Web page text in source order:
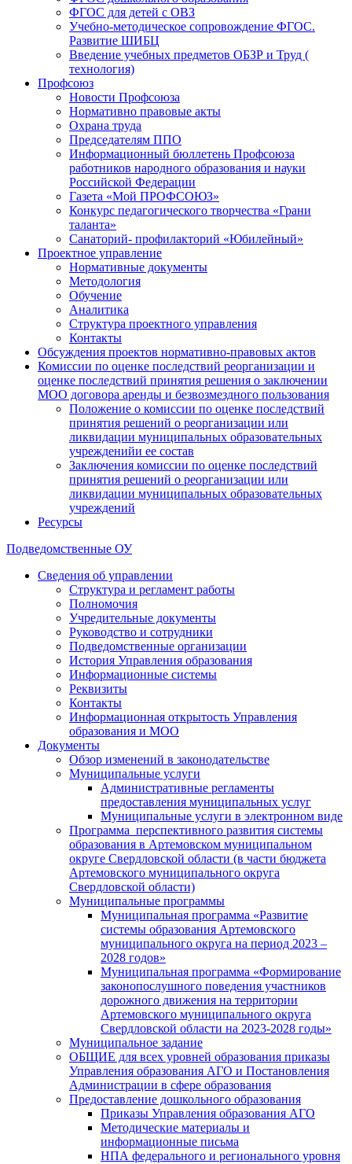
ФГОС для детей с ОВЗ
Учебно-методическое сопровождение ФГОС.
Развитие ШИБЦ
Введение учебных предметов ОБЗР и Труд (
технология)
Профсоюз
Новости Профсоюза
Нормативно правовые акты
Охрана труда
Председателям ППО
Информационный бюллетень Профсоюза
работников народного образования и науки
Российской Федерации
Газета «Мой ПРОФСОЮЗ»
Конкурс педагогического творчества «Грани
таланта»
Санаторий- профилакторий «Юбилейный»
Проектное управление
Нормативные документы
Методология
Обучение
Аналитика
Структура проектного управления
Контакты
Обсуждения проектов нормативно-правовых актов
Комиссии по оценке последствий реорганизации и
оценке последствий принятия решения о заключении
МОО договора аренды и безвозмездного пользования
Положение о комиссии по оценке последствий
принятия решений о реорганизации или
ликвидации муниципальных образовательных
учрежденийи ее состав
Заключения комиссии по оценке последствий
принятия решений о реорганизации или
ликвидации муниципальных образовательных
учреждений
Ресурсы
Подведомственные ОУ
Сведения об управлении
Структура и регламент работы
Полномочия
Учредительные документы
Руководство и сотрудники
Подведомственные организации
История Управления образования
Информационные системы
Реквизиты
Контакты
Информационная открытость Управления
образования и МОО
Документы
Обзор изменений в законодательстве
Муниципальные услуги
Административные регламенты
предоставления муниципальных услуг
Муниципальные услуги в электронном виде
Программа перспективного развития системы
образования в Артемовском муниципальном
округе Свердловской области (в части бюджета
Артемовского муниципального округа
Свердловской области)
Муниципальные программы
Муниципальная программа «Развитие
системы образования Артемовского
муниципального округа на период 2023 –
2028 годов»
Муниципальная программа «Формирование
законопослушного поведения участников
дорожного движения на территории
Артемовского муниципального округа
Свердловской области на 2023-2028 годы»
Муниципальное задание
ОБЩИЕ для всех уровней образования приказы
Управления образования АГО и Постановления
Администрации в сфере образования
Предоставление дошкольного образования
Приказы Управления образования АГО
Методические материалы и
информационные письма
НПА федерального и регионального уровня